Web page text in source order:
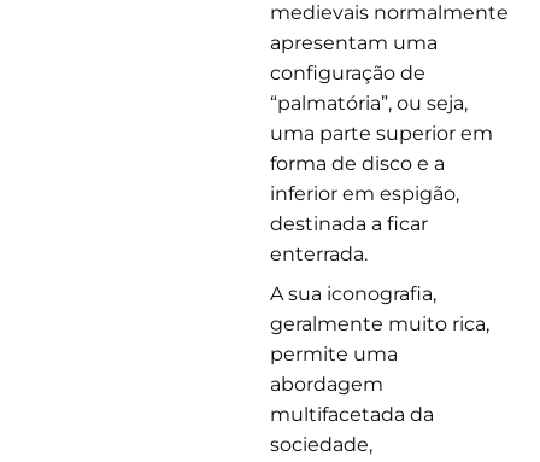
medievais normalmente
apresentam uma
configuração de
“palmatória”, ou seja,
uma parte superior em
forma de disco e a
inferior em espigão,
destinada a ficar
enterrada.
A sua iconografia,
geralmente muito rica,
permite uma
abordagem
multifacetada da
sociedade,